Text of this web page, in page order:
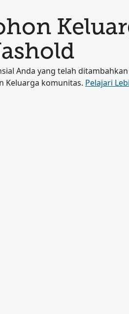
Anda yang telah
Keluarga komunitas. Pelajari